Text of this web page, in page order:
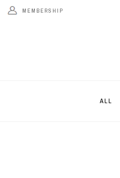
MEMBERSHIP
ALL